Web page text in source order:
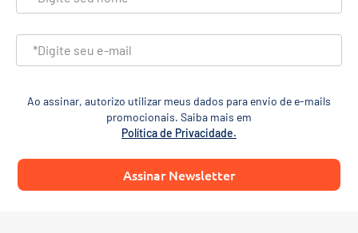
Ao assinar, autorizo utilizar meus dados para envio de e-mails
promocionais. Saiba mais em
Política de Privacidade.
Assinar Newsletter